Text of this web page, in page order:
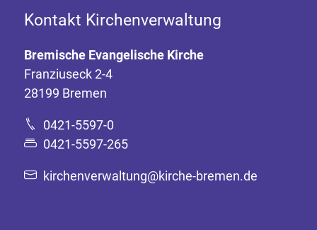
Kontakt Kirchenverwaltung
Bremische Evangelische Kirche
Franziuseck 2-4
28199 Bremen
0421-5597-0
0421-5597-265
kirchenverwaltung@kirche-bremen.de